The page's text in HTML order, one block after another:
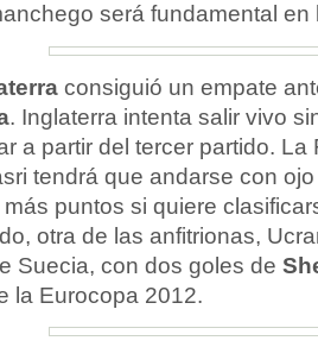
será fundamental
consiguió un empate
. Inglaterra intenta salir vivo
a partir del tercer partido. La
tendrá que andarse con
puntos si quiere
otra de las anfitrionas,
Suecia, con dos goles de
la Eurocopa 2012.